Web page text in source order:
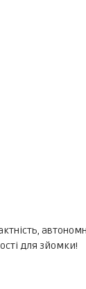
для зйомки!